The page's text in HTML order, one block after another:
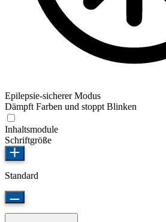
Epilepsie-sicherer Modus
Dämpft Farben und stoppt Blinken
Inhaltsmodule
Schriftgröße
Standard